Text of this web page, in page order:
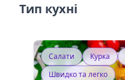
Тип кухні
Салати Курка
Швидко та легко